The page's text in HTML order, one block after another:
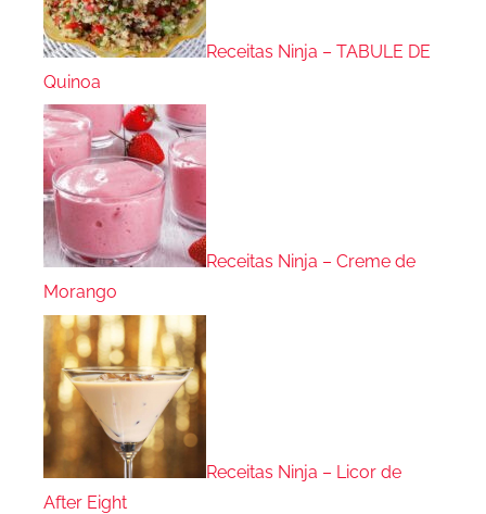
Receitas Ninja – TABULE DE
Quinoa
Receitas Ninja – Creme de
Morango
Receitas Ninja – Licor de
After Eight